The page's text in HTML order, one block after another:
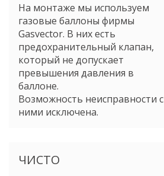
На монтаже мы используем
газовые баллоны фирмы
Gasvector. В них есть
предохранительный клапан,
который не допускает
превышения давления в
баллоне.
Возможность неисправности с
ними исключена.
ЧИСТО